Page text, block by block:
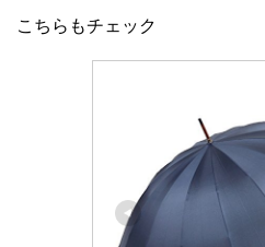
こちらもチェック